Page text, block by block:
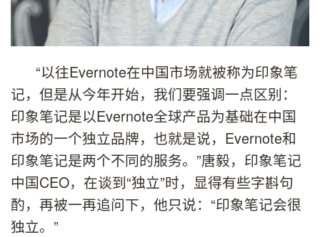
“以往Evernote在中国市场就被称为印象笔
记，但是从今年开始，我们要强调一点区别：
印象笔记是以Evernote全球产品为基础在中国
市场的一个独立品牌，也就是说，Evernote和
印象笔记是两个不同的服务。”唐毅，印象笔记
中国CEO，在谈到“独立”时，显得有些字斟句
酌，再被一再追问下，他只说：“印象笔记会很
独立。”